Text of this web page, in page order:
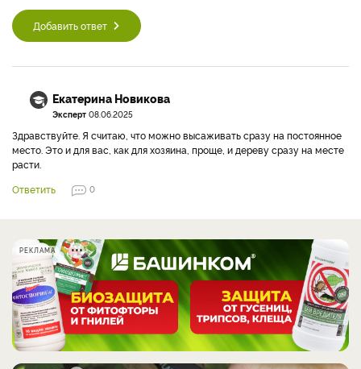
Добавить ответ
Екатерина Новикова
Эксперт 08.06.2025
Здравствуйте. Я считаю, что можно высаживать сразу на постоянное
место. Это и для вас, как для хозяина, проще, и дереву сразу на месте
расти.
Ответить
0
РЕКЛАМА